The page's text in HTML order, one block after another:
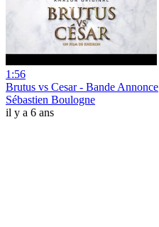
1:56
Brutus vs Cesar - Bande Annonce
Sébastien Boulogne
il y a 6 ans